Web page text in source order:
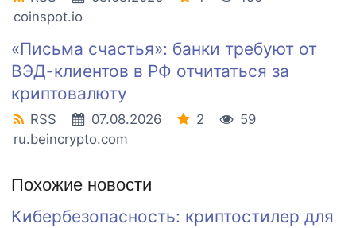
coinspot.io
«Письма счастья»: банки требуют от
ВЭД-клиентов в РФ отчитаться за
криптовалюту
RSS 07.08.2026 2
59
ru.beincrypto.com
Похожие новости
Кибербезопасность: криптостилер для